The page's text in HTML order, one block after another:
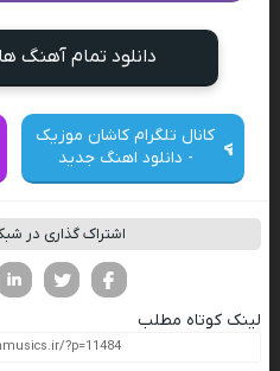
دانلود تمام آهنگ
کانال تلگرام کاشان موزیک
- دانلود اهنگ جدید
اشتراک گذاری در
لینک کوتاه مطلب